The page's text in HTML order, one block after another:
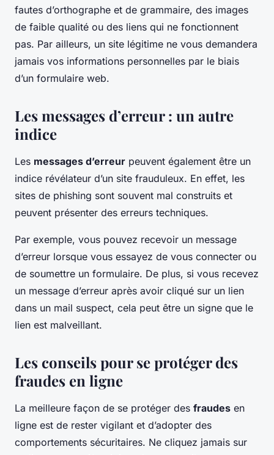
fautes d’orthographe et de grammaire, des images
de faible qualité ou des liens qui ne fonctionnent
pas. Par ailleurs, un site légitime ne vous demandera
jamais vos informations personnelles par le biais
d’un formulaire web.
Les messages d’erreur : un autre
indice
Les messages d’erreur peuvent également être un
indice révélateur d’un site frauduleux. En effet, les
sites de phishing sont souvent mal construits et
peuvent présenter des erreurs techniques.
Par exemple, vous pouvez recevoir un message
d’erreur lorsque vous essayez de vous connecter ou
de soumettre un formulaire. De plus, si vous recevez
un message d’erreur après avoir cliqué sur un lien
dans un mail suspect, cela peut être un signe que le
lien est malveillant.
Les conseils pour se protéger des
fraudes en ligne
La meilleure façon de se protéger des fraudes en
ligne est de rester vigilant et d’adopter des
comportements sécuritaires. Ne cliquez jamais sur